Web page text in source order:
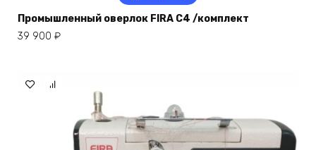
Промышленный оверлок FIRA C4 /комплект
39 900 ₽